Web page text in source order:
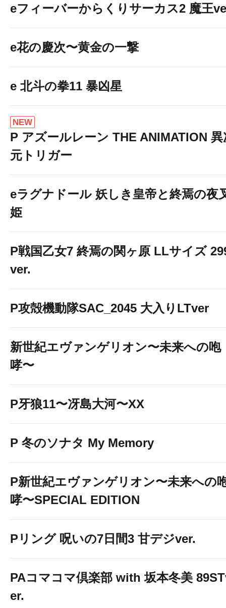
eフィーバーからくりサーカス2 魔王
e花の慶次〜黄金の一撃
e 北斗の拳11 暴凶星
NEW
P アズールレーン THE ANIMATION 異
元トリガー
eラグナドール 妖しき皇帝と終焉の夜
姫
P戦国乙女7 終焉の関ヶ原 LLサイズ
ver.
P攻殻機動隊SAC_2045 大入りLTver
新世紀エヴァンゲリオン〜未来への咆
哮〜
P牙狼11〜冴島大河〜XX
P 冬のソナタ My Memory
P新世紀エヴァンゲリオン〜未来への
哮〜SPECIAL EDITION
Pリング 呪いの7日間3 甘デジver.
PAコマコマ倶楽部 with 坂本冬美
er.